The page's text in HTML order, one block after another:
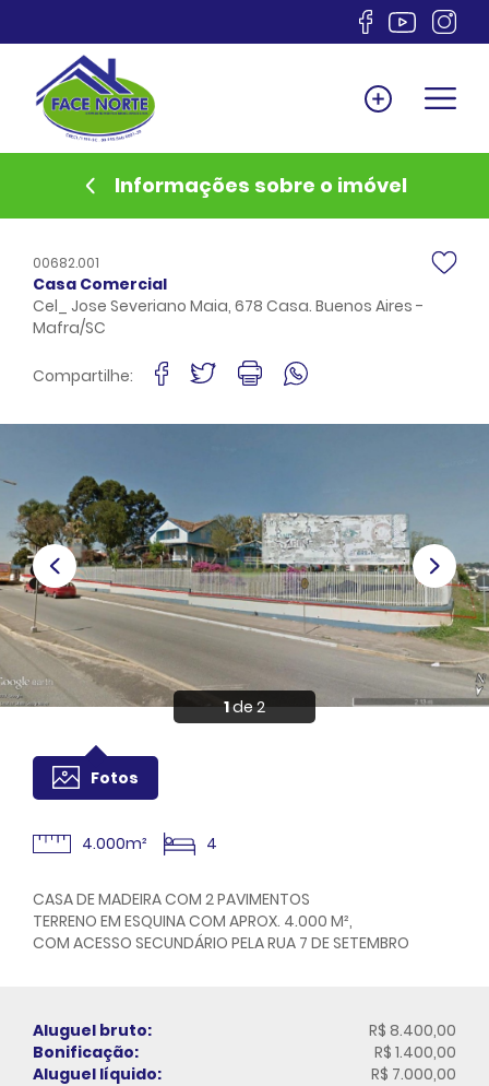
Home
Venda
Lançamentos
Documentos
Sobre
Contato
Anuncie
Sou Cliente
Informações sobre o imóvel
00682.001
Casa Comercial
Cel_ Jose Severiano Maia, 678 Casa. Buenos Aires -
Mafra/SC
Compartilhe:
1de 2
Fotos
4.000m² 4
CASA DE MADEIRA COM 2 PAVIMENTOS
TERRENO EM ESQUINA COM APROX. 4.000 M²,
COM ACESSO SECUNDÁRIO PELA RUA 7 DE SETEMBRO
Aluguel bruto:
R$ 8.400,00
Bonificação:
R$ 1.400,00
Aluguel líquido:
R$ 7.000,00